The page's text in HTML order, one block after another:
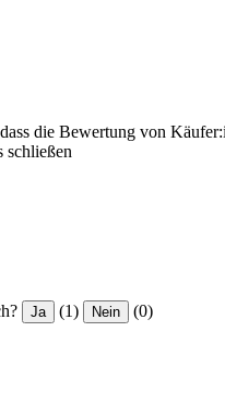
die Bewertung von
schließen
Ja (1) Nein (0)